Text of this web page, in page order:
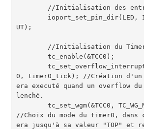
//Initialisation des
	ioport_set_pin_dir
( LED ,
UT) ;
//Initialisation du
	tc_enable
(&TCC0 ) ;
0 , timer0_tick ) ;
//Création
era executé quand un overflow
lenché.
	tc_set_wgm
(&TCC0 ,
//Choix du mode du timer0, dans
era jusqu'à sa valeur "TOP" et